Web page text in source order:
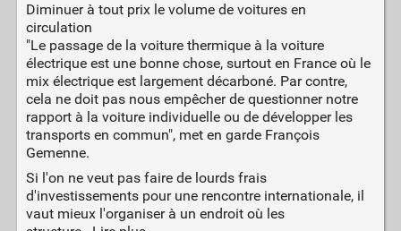
Diminuer à tout prix le volume de voitures en
circulation
"Le passage de la voiture thermique à la voiture
électrique est une bonne chose, surtout en France où le
mix électrique est largement décarboné. Par contre,
cela ne doit pas nous empêcher de questionner notre
rapport à la voiture individuelle ou de développer les
transports en commun", met en garde François
Gemenne.
Si l'on ne veut pas faire de lourds frais
d'investissements pour une rencontre internationale, il
vaut mieux l'organiser à un endroit où les